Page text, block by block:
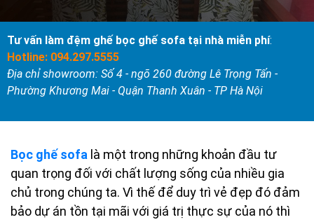
Tư vấn làm đệm ghế bọc ghế sofa tại nhà miễn phí:
Hotline: 094.297.5555
Địa chỉ showroom: Số 4 - ngõ 260 đường Lê Trọng Tấn -
Phường Khương Mai - Quận Thanh Xuân - TP Hà Nội
Bọc ghế sofa là một trong những khoản đầu tư
quan trọng đối với chất lượng sống của nhiều gia
chủ trong chúng ta. Vì thế để duy trì vẻ đẹp đó đảm
bảo dự án tồn tại mãi với giá trị thực sự của nó thì